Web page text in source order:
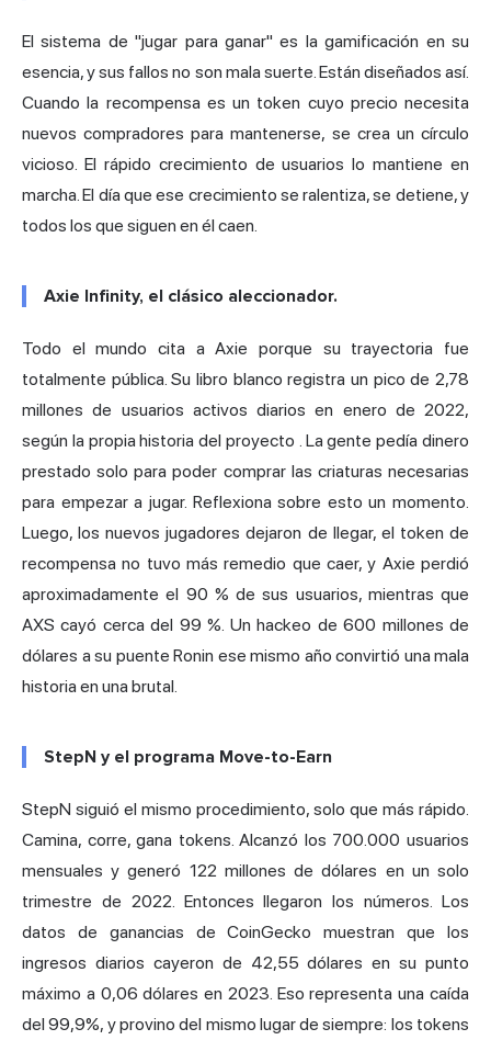
El sistema de "jugar para ganar" es la gamificación en su
esencia, y sus fallos no son mala suerte. Están diseñados así.
Cuando la recompensa es un token cuyo precio necesita
nuevos compradores para mantenerse, se crea un círculo
vicioso. El rápido crecimiento de usuarios lo mantiene en
marcha. El día que ese crecimiento se ralentiza, se detiene, y
todos los que siguen en él caen.
Axie Infinity, el clásico aleccionador.
Todo el mundo cita a Axie porque su trayectoria fue
totalmente pública. Su libro blanco registra un pico de 2,78
millones de usuarios activos diarios en enero de 2022,
según la propia historia del proyecto . La gente pedía dinero
prestado solo para poder comprar las criaturas necesarias
para empezar a jugar. Reflexiona sobre esto un momento.
Luego, los nuevos jugadores dejaron de llegar, el token de
recompensa no tuvo más remedio que caer, y Axie perdió
aproximadamente el 90 % de sus usuarios, mientras que
AXS cayó cerca del 99 %. Un hackeo de 600 millones de
dólares a su puente Ronin ese mismo año convirtió una mala
historia en una brutal.
StepN y el programa Move-to-Earn
StepN siguió el mismo procedimiento, solo que más rápido.
Camina, corre, gana tokens. Alcanzó los 700.000 usuarios
mensuales y generó 122 millones de dólares en un solo
trimestre de 2022. Entonces llegaron los números. Los
datos de ganancias de CoinGecko muestran que los
ingresos diarios cayeron de 42,55 dólares en su punto
máximo a 0,06 dólares en 2023. Eso representa una caída
del 99,9%, y provino del mismo lugar de siempre: los tokens